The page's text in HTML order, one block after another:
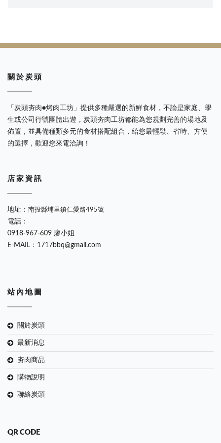
關 於 炭 頭
「炭頭夯肉●烤肉工坊」提供多種嚴選的新鮮食材，不論是家庭、學
生或公司行號團體出遊，炭頭夯肉工坊都能為您規劃完善的場地及
佈置，並具備種類多元的食材搭配組合，給您最輕鬆、省時、方便
的選擇，歡迎您來電洽詢！
店 家 資 訊
地址： 南投縣埔里鎮仁愛路495號
電話：
0918-967-609 廖小姐
E-MAIL：1717bbq@gmail.com
站 內 地 圖
關於炭頭
最新消息
夯肉商品
購物說明
聯絡炭頭
QR CODE